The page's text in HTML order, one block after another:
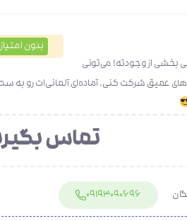
بدون امتیاز
بخشی از وجودته! می‌تونی
عمیق شرکت کنی. آماده‌ای آلمانی‌ات رو به
تماس
09193090696